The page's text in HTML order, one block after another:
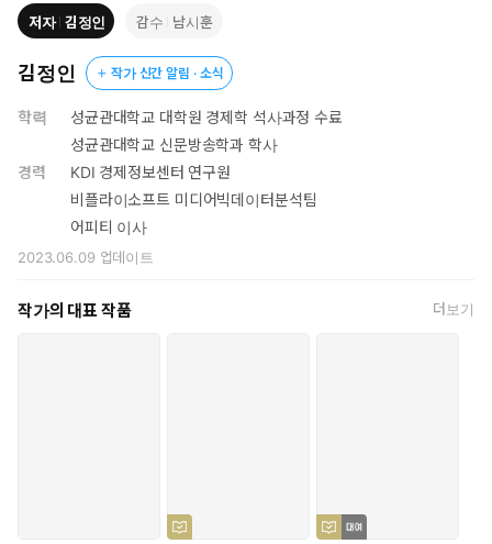
사례, 그림과 함께 정리했다. 이 책을 다 읽고 나면 돈의 흐름을 한눈
에 알 수 있는 경제인으로 거듭날 수 있을 것이다.
저자 김정인 감수 남시훈
김정인 작가 신간 알림 · 소식
학력
성균관대학교 대학원 경제학 석사과정 수료
성균관대학교 신문방송학과 학사
경력
KDI 경제정보센터 연구원
비플라이소프트 미디어빅데이터분석팀
어피티 이사
2023.06.09 업데이트
작가의 대표 작품 더보기